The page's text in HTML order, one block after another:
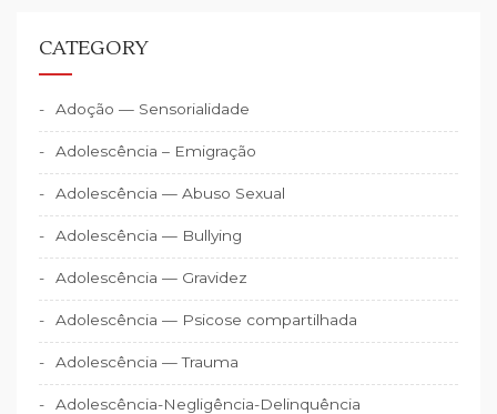
CATEGORY
Adoção — Sensorialidade
Adolescência – Emigração
Adolescência — Abuso Sexual
Adolescência — Bullying
Adolescência — Gravidez
Adolescência — Psicose compartilhada
Adolescência — Trauma
Adolescência-Negligência-Delinquência